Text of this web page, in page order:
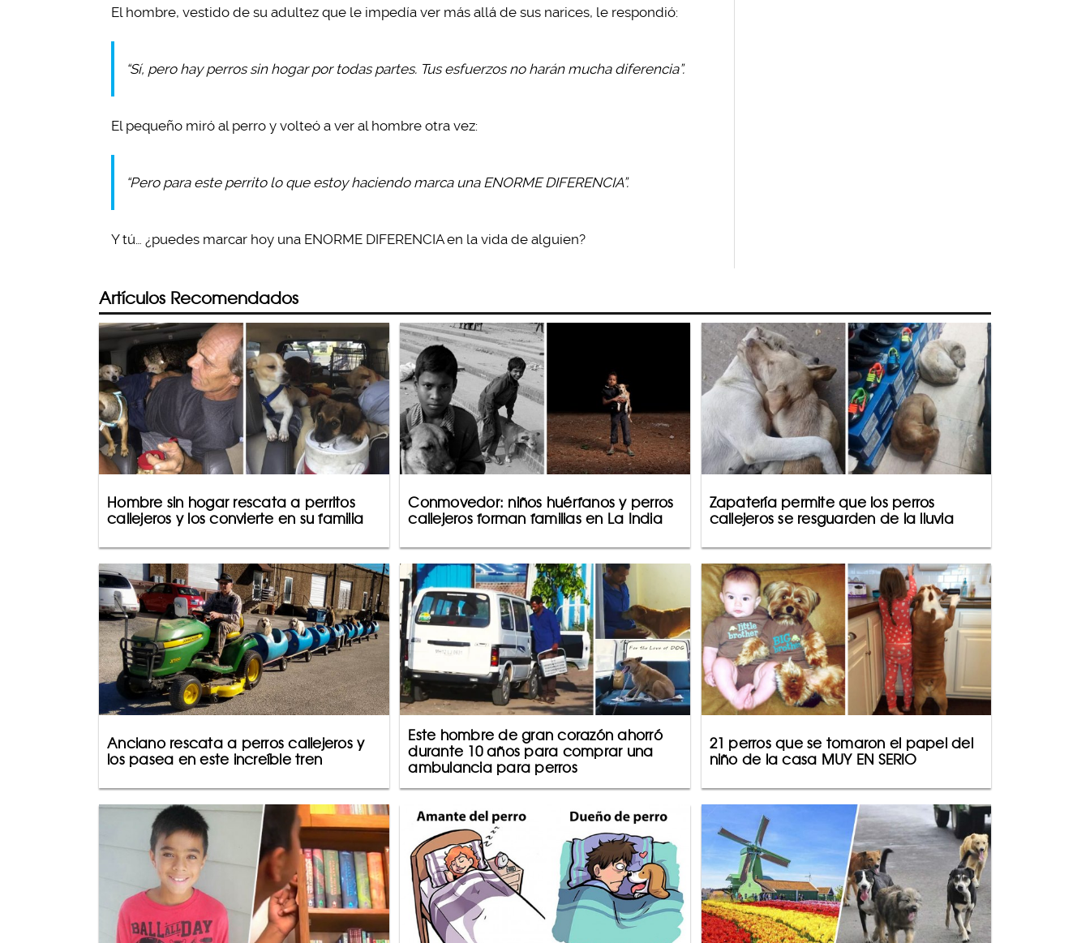
El hombre, vestido de su adultez que le impedía ver más allá de sus narices, le respondió:
“Sí, pero hay perros sin hogar por todas partes. Tus esfuerzos no harán mucha diferencia”.
El pequeño miró al perro y volteó a ver al hombre otra vez:
“Pero para este perrito lo que estoy haciendo marca una ENORME DIFERENCIA”.
Y tú… ¿puedes marcar hoy una ENORME DIFERENCIA en la vida de alguien?
Artículos Recomendados
Hombre sin hogar rescata a perritos
callejeros y los convierte en su familia
Conmovedor: niños huérfanos y perros
callejeros forman familias en La India
Zapatería permite que los perros
callejeros se resguarden de la lluvia
Anciano rescata a perros callejeros y
los pasea en este increíble tren
Este hombre de gran corazón ahorró
durante 10 años para comprar una
ambulancia para perros
21 perros que se tomaron el papel del
niño de la casa MUY EN SERIO